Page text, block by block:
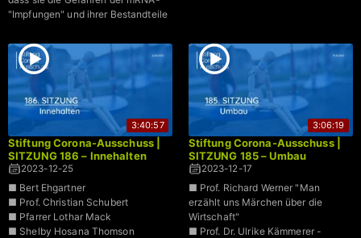
"Impfungen" und ihrer Bestandteile
3:40:57
Stiftung Corona-Ausschuss |
SITZUNG 186 – Innehalten
2023-12-25
■ Bert Ehgartner
■ Prof. Christian Schubert
■ Pfarrer Lothar Mack
■ Shelby Hosana Thomson
3:06:19
Stiftung Corona-Ausschuss |
SITZUNG 185 – Umbau
2023-12-17
■ Prof. Richard Werner "Man
erzählt uns Märchen über die
Wirtschaft"
■ Prof. Dr. Ulrike Kämmerer -